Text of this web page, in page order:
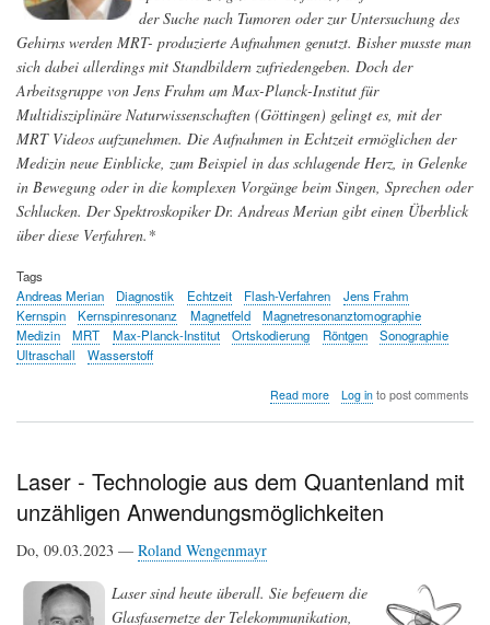
der Suche nach Tumoren oder zur Untersuchung des
Gehirns werden MRT- produzierte Aufnahmen genutzt. Bisher musste man
sich dabei allerdings mit Standbildern zufriedengeben. Doch der
Arbeitsgruppe von Jens Frahm am Max-Planck-Institut für
Multidisziplinäre Naturwissenschaften (Göttingen) gelingt es, mit der
MRT Videos aufzunehmen. Die Aufnahmen in Echtzeit ermöglichen der
Medizin neue Einblicke, zum Beispiel in das schlagende Herz, in Gelenke
in Bewegung oder in die komplexen Vorgänge beim Singen, Sprechen oder
Schlucken. Der Spektroskopiker Dr. Andreas Merian gibt einen Überblick
über diese Verfahren.*
Tags
Andreas Merian
Diagnostik Echtzeit Flash-Verfahren
Jens Frahm
Kernspin
Kernspinresonanz Magnetfeld
Magnetresonanztomographie
Medizin
MRT Max-Planck-Institut Ortskodierung Röntgen
Sonographie
Ultraschall
Wasserstoff
Read moreabout
Körper
mit
Echtzeit-
Log into post comments
Laser - Technologie aus dem Quantenland mit
unzähligen Anwendungsmöglichkeiten
Do, 09.03.2023 — Roland Wengenmayr
Laser sind heute überall. Sie befeuern die
Glasfasernetze der Telekommunikation,